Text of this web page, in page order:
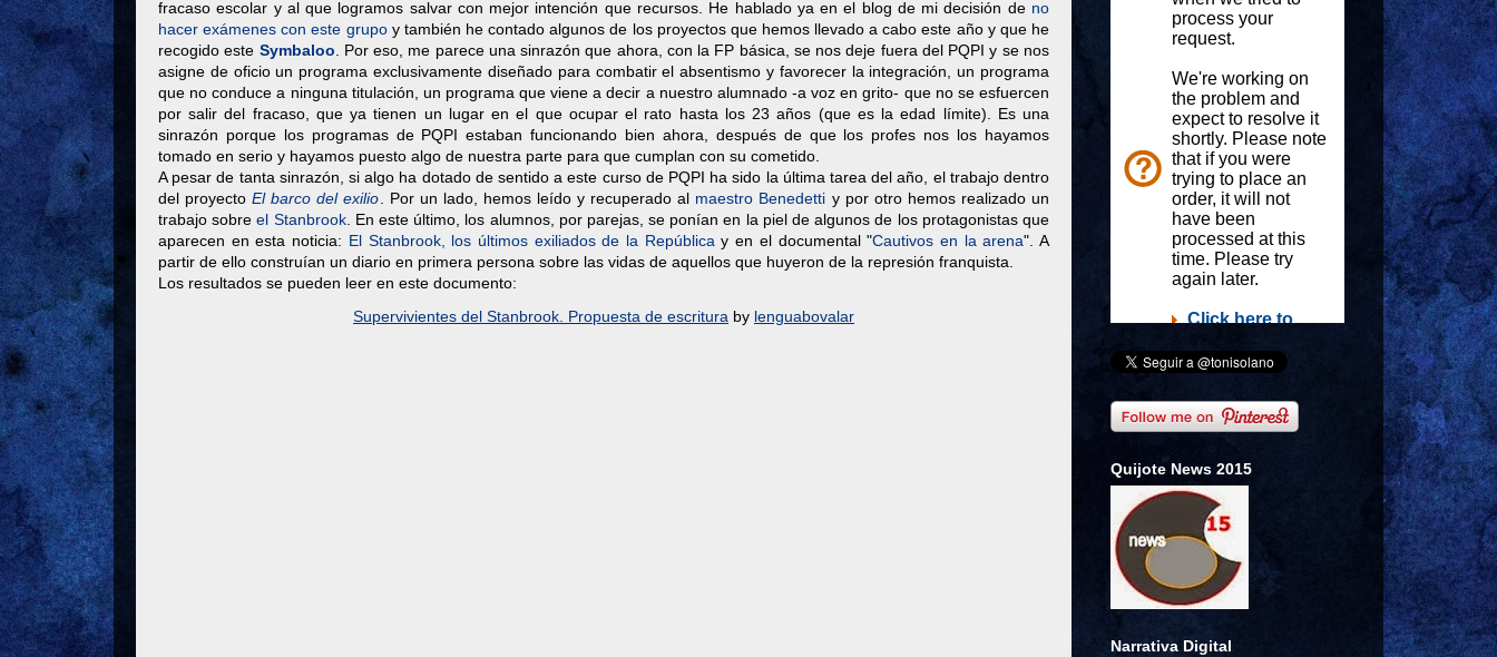
fracaso escolar y al que logramos salvar con mejor intención que recursos. He hablado ya en el blog de mi decisión de no
hacer exámenes con este grupoy también he contado algunos de los proyectos que hemos llevado a cabo este año y que he
recogido este Symbaloo . Por eso, me parece una sinrazón que ahora, con la FP básica, se nos deje fuera del PQPI y se nos
asigne de oficio un programa exclusivamente diseñado para combatir el absentismo y favorecer la integración, un programa
que no conduce a ninguna titulación, un programa que viene a decir a nuestro alumnado -a voz en grito- que no se esfuercen
por salir del fracaso, que ya tienen un lugar en el que ocupar el rato hasta los 23 años (que es la edad límite). Es una
sinrazón porque los programas de PQPI estaban funcionando bien ahora, después de que los profes nos los hayamos
tomado en serio y hayamos puesto algo de nuestra parte para que cumplan con su cometido.
A pesar de tanta sinrazón, si algo ha dotado de sentido a este curso de PQPI ha sido la última tarea del año, el trabajo dentro
del proyectoEl barco del exilio . Por un lado, hemos leído y recuperado al maestro Benedetti y por otro hemos realizado un
trabajo sobreel Stanbrook. En este último, los alumnos, por parejas, se ponían en la piel de algunos de los protagonistas que
aparecen en esta noticia: El Stanbrook, los últimos exiliados de la República y en el documental "Cautivos en la arena". A
partir de ello construían un diario en primera persona sobre las vidas de aquellos que huyeron de la represión franquista.
Los resultados se pueden leer en este documento:
Supervivientes del Stanbrook. Propuesta de escritura by lenguabovalar
Quijote News 2015
Narrativa Digital